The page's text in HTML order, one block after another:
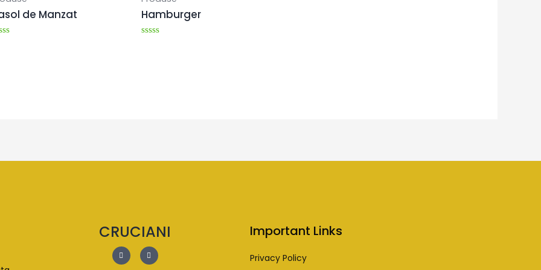
de Manzat Hamburger
CRUCIANI Important Links
Privacy Policy